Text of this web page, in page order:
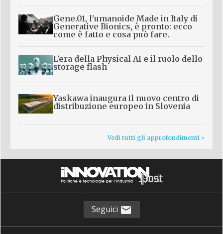
Gene.01, l’umanoide Made in Italy di
Generative Bionics, è pronto: ecco
come è fatto e cosa può fare.
L’era della Physical AI e il ruolo dello
storage flash
Yaskawa inaugura il nuovo centro di
distribuzione europeo in Slovenia
Vedi tutti gli approfondimenti >
Seguici